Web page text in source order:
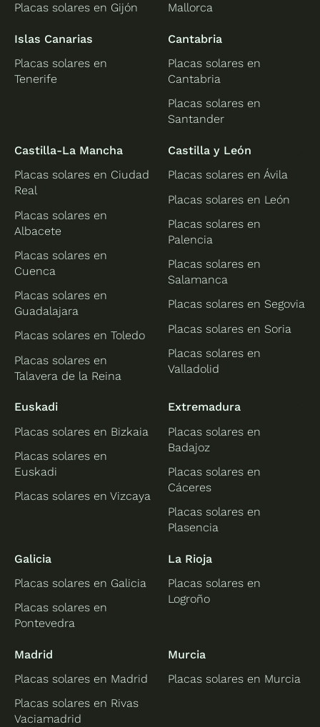
Placas solares en Gijón
Mallorca
Islas Canarias
Placas solares en
Tenerife
Cantabria
Placas solares en
Cantabria
Placas solares en
Santander
Castilla-La Mancha
Placas solares en Ciudad
Real
Placas solares en
Albacete
Placas solares en
Cuenca
Placas solares en
Guadalajara
Placas solares en Toledo
Placas solares en
Talavera de la Reina
Castilla y León
Placas solares en Ávila
Placas solares en León
Placas solares en
Palencia
Placas solares en
Salamanca
Placas solares en Segovia
Placas solares en Soria
Placas solares en
Valladolid
Euskadi
Placas solares en Bizkaia
Placas solares en
Euskadi
Placas solares en Vizcaya
Extremadura
Placas solares en
Badajoz
Placas solares en
Cáceres
Placas solares en
Plasencia
Galicia
Placas solares en Galicia
Placas solares en
Pontevedra
La Rioja
Placas solares en
Logroño
Madrid
Placas solares en Madrid
Placas solares en Rivas
Vaciamadrid
Murcia
Placas solares en Murcia